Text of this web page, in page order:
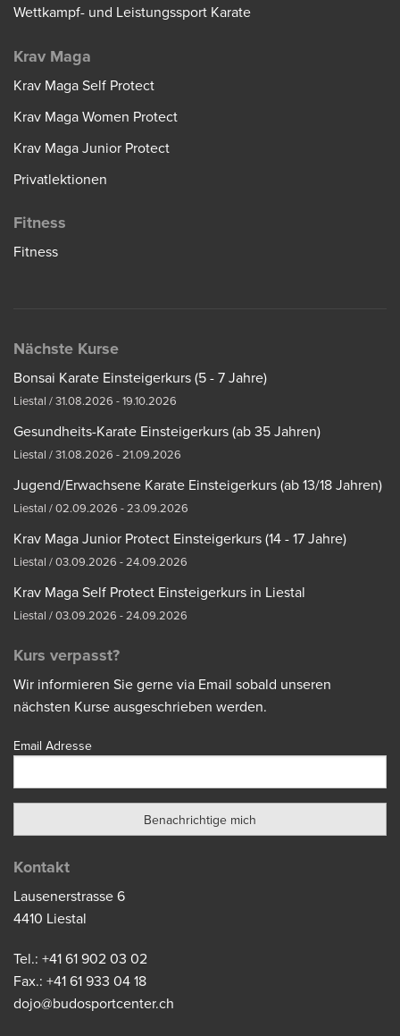
Wettkampf- und Leistungssport Karate
Krav Maga
Krav Maga Self Protect
Krav Maga Women Protect
Krav Maga Junior Protect
Privatlektionen
Fitness
Fitness
Nächste Kurse
Bonsai Karate Einsteigerkurs (5 - 7 Jahre)
Liestal / 31.08.2026 - 19.10.2026
Gesundheits-Karate Einsteigerkurs (ab 35 Jahren)
Liestal / 31.08.2026 - 21.09.2026
Jugend/Erwachsene Karate Einsteigerkurs (ab 13/18 Jahren)
Liestal / 02.09.2026 - 23.09.2026
Krav Maga Junior Protect Einsteigerkurs (14 - 17 Jahre)
Liestal / 03.09.2026 - 24.09.2026
Krav Maga Self Protect Einsteigerkurs in Liestal
Liestal / 03.09.2026 - 24.09.2026
Kurs verpasst?
Wir informieren Sie gerne via Email sobald unseren
nächsten Kurse ausgeschrieben werden.
Email Adresse
Kontakt
Lausenerstrasse 6
4410 Liestal
Tel.: +41 61 902 03 02
Fax.: +41 61 933 04 18
dojo@budosportcenter.ch